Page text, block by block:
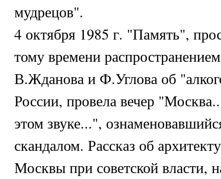
мудрецов".
4 октября 1985 г. "Память",
тому времени
В.Жданова и Ф.Углова об
России, провела вечер
этом звуке...",
скандалом. Рассказ об
Москвы при советской власти,